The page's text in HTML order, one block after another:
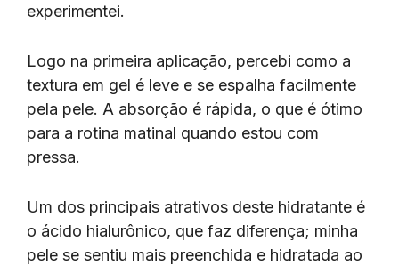
experimentei.
Logo na primeira aplicação, percebi como a
textura em gel é leve e se espalha facilmente
pela pele. A absorção é rápida, o que é ótimo
para a rotina matinal quando estou com
pressa.
Um dos principais atrativos deste hidratante é
o ácido hialurônico, que faz diferença; minha
pele se sentiu mais preenchida e hidratada ao